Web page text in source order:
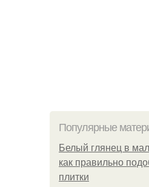
Популярные
Белый глянец в
как правильно
плитки